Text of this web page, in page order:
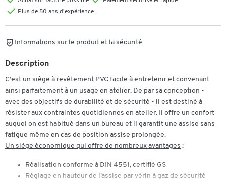
Plus de 50 ans d'expérience
Informations sur le produit et la sécurité
Description
C’est un siège à revêtement PVC facile à entretenir et convenant
ainsi parfaitement à un usage en atelier. De par sa conception -
avec des objectifs de durabilité et de sécurité - il est destiné à
résister aux contraintes quotidiennes en atelier. Il offre un confort
auquel on est habitué dans un bureau et il garantit une assise sans
fatigue même en cas de position assise prolongée.
Un siège économique qui offre de nombreux avantages :
Réalisation conforme à DIN 4551, certifié GS
Réglage en hauteur de l’assise par vérin à gaz de sécurité